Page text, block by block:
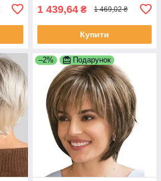
1 439,64 ₴ 1 469,02 ₴
Купити
–2% Подарунок